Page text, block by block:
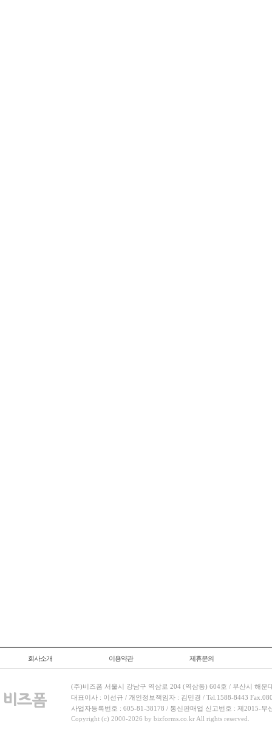
회사소개 이용약관 제휴문의
(주)비즈폼 서울시 강남구 역삼로 204 (역삼동) 604호 / 부산시 해운
대표이사 : 이선규 / 개인정보책임자 : 김민경 / Tel.1588-8443
사업자등록번호 : 605-81-38178 / 통신판매업 신고번호 : 제2015-부
Copyright (c) 2000-2026 by bizforms.co.kr All rights reserved.